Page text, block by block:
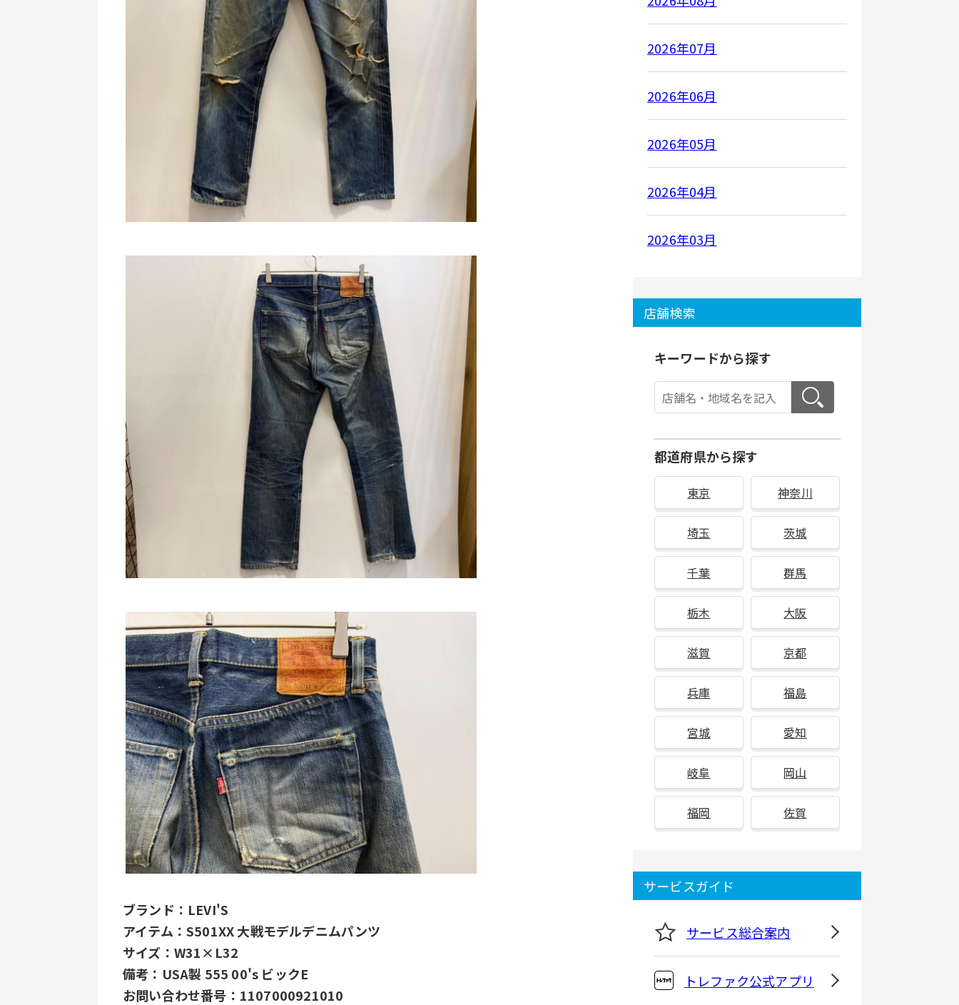
﻿ブランド：LEVI'S
アイテム：S501XX 大戦モデルデニムパンツ
サイズ：W31×L32
備考：USA製 555 00's ビックE
お問い合わせ番号：1107000921010
2026年07月
2026年06月
2026年05月
2026年04月
2026年03月
店舗検索
キーワードから探す
都道府県から探す
東京 神奈川
埼玉 茨城
千葉 群馬
栃木 大阪
滋賀 京都
兵庫 福島
宮城 愛知
岐阜 岡山
福岡 佐賀
サービスガイド
サービス総合案内
トレファク公式アプリ